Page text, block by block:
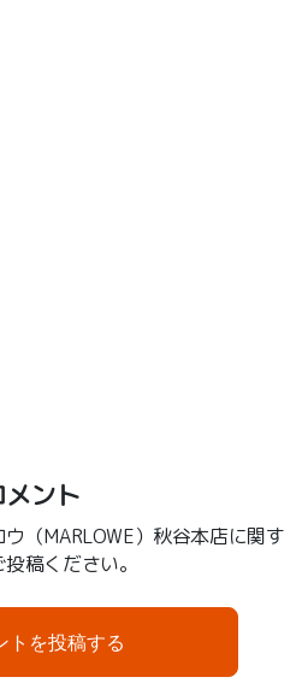
ント
（MARLOWE）秋谷本店に関す
稿ください。
トを投稿する